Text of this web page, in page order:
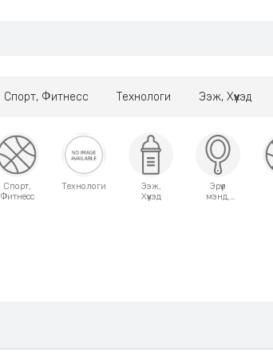
Спорт, Фитнесс Технологи Ээж, Хүүхэд
Спорт,
Фитнесс
Технологи
Ээж,
Хүүхэд
Эрүүл
мэнд,